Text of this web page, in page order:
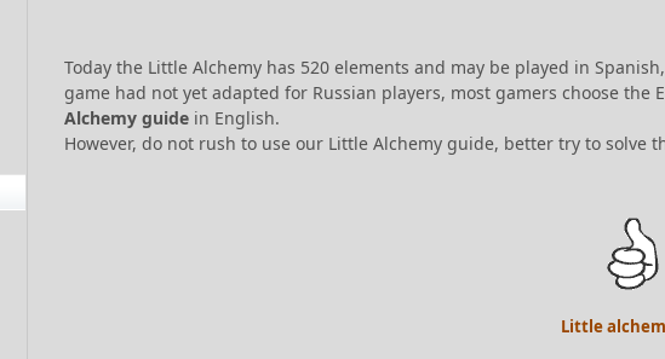
Today the Little Alchemy has 520 elements and may be played in
game had not yet adapted for Russian players, most gamers choose
Alchemy guide in English.
However, do not rush to use our Little Alchemy guide, better try to solve
Little